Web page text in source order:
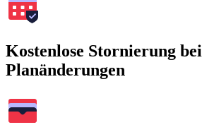
Kostenlose Stornierung bei
Planänderungen